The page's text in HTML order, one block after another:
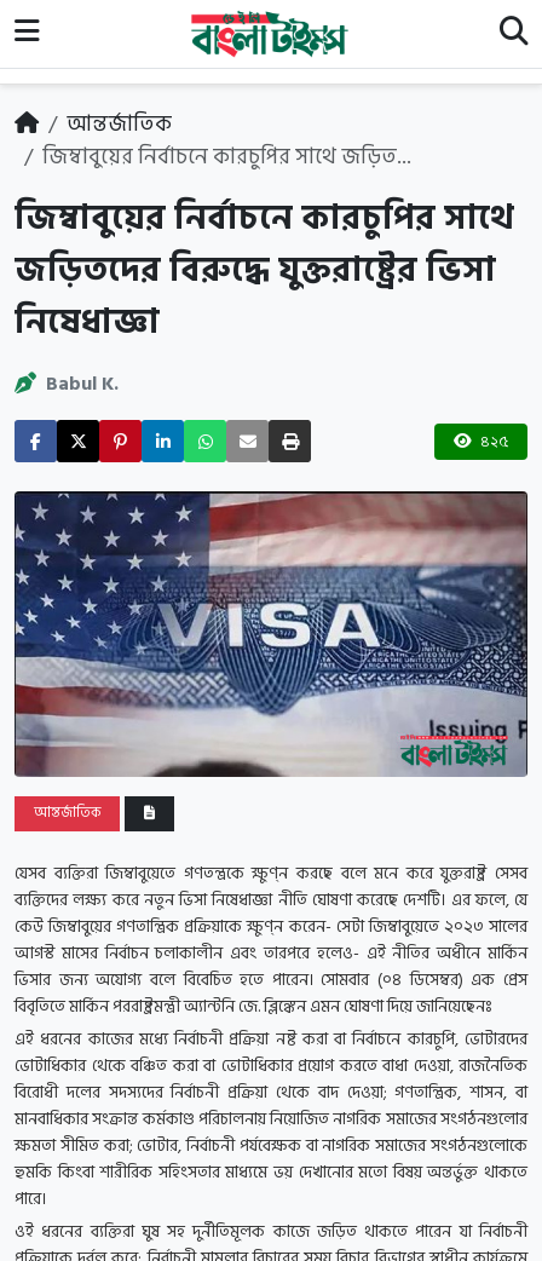
আন্তর্জাতিক
জিম্বাবুয়ের নির্বাচনে কারচুপির সাথে জড়িত...
জিম্বাবুয়ের নির্বাচনে কারচুপির সাথে
জড়িতদের বিরুদ্ধে যুক্তরাষ্ট্রের ভিসা
নিষেধাজ্ঞা
Babul K.
৪২৫
আন্তর্জাতিক
যেসব ব্যক্তিরা জিম্বাবুয়েতে গণতন্ত্রকে ক্ষুণ্ন করছে বলে মনে করে যুক্তরাষ্ট্র সেসব
ব্যক্তিদের লক্ষ্য করে নতুন ভিসা নিষেধাজ্ঞা নীতি ঘোষণা করেছে দেশটি। এর ফলে, যে
কেউ জিম্বাবুয়ের গণতান্ত্রিক প্রক্রিয়াকে ক্ষুণ্ন করেন- সেটা জিম্বাবুয়েতে ২০২৩ সালের
আগস্ট মাসের নির্বাচন চলাকালীন এবং তারপরে হলেও- এই নীতির অধীনে মার্কিন
ভিসার জন্য অযোগ্য বলে বিবেচিত হতে পারেন। সোমবার (০৪ ডিসেম্বর) এক প্রেস
বিবৃতিতে মার্কিন পররাষ্ট্রমন্ত্রী অ্যান্টনি জে. ব্লিঙ্কেন এমন ঘোষণা দিয়ে জানিয়েছেনঃ
এই ধরনের কাজের মধ্যে নির্বাচনী প্রক্রিয়া নষ্ট করা বা নির্বাচনে কারচুপি, ভোটারদের
ভোটাধিকার থেকে বঞ্চিত করা বা ভোটাধিকার প্রয়োগ করতে বাধা দেওয়া, রাজনৈতিক
বিরোধী দলের সদস্যদের নির্বাচনী প্রক্রিয়া থেকে বাদ দেওয়া; গণতান্ত্রিক, শাসন, বা
মানবাধিকার সংক্রান্ত কর্মকাণ্ড পরিচালনায় নিয়োজিত নাগরিক সমাজের সংগঠনগুলোর
ক্ষমতা সীমিত করা; ভোটার, নির্বাচনী পর্যবেক্ষক বা নাগরিক সমাজের সংগঠনগুলোকে
হুমকি কিংবা শারীরিক সহিংসতার মাধ্যমে ভয় দেখানোর মতো বিষয় অন্তর্ভুক্ত থাকতে
পারে।
ওই ধরনের ব্যক্তিরা ঘুষ সহ দুর্নীতিমূলক কাজে জড়িত থাকতে পারেন যা নির্বাচনী